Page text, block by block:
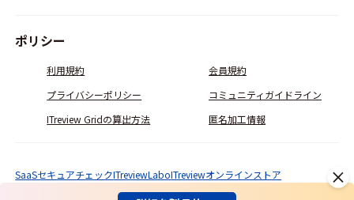
ポリシー
利用規約
会員規約
プライバシーポリシー
コミュニティガイドライン
ITreview Gridの算出方法
匿名加工情報
© ITcrowd Corp. All Rights Reserved.
SaaSセキュアチェックITreviewLaboITreviewオンラインストア